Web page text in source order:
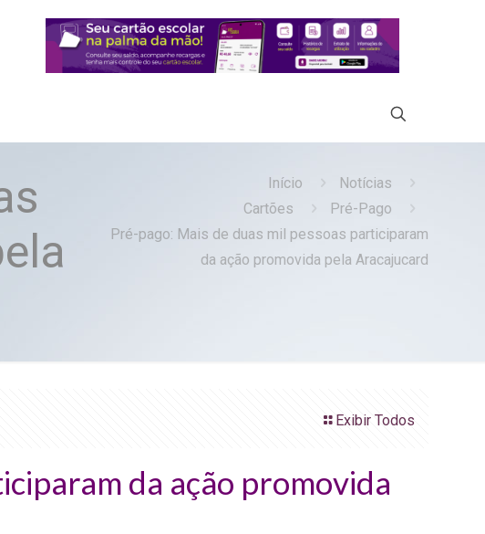
Início
Notícias
Cartões
Pré-Pago
Pré-pago: Mais de duas mil pessoas participaram
da ação promovida pela Aracajucard
Exibir Todos
da ação promovida